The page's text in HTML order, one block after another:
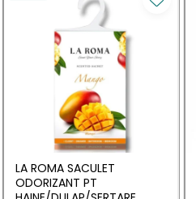
LA ROMA SACULET
ODORIZANT PT